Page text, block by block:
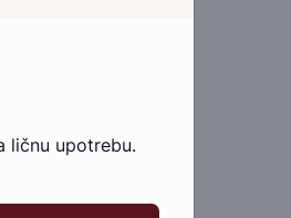
ličnu upotrebu.